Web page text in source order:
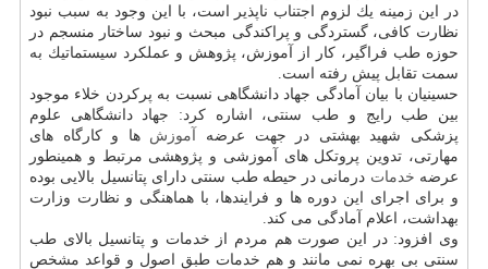
در این زمینه یك لزوم اجتناب ناپذیر است، با این وجود به سبب نبود
نظارت كافی، گستردگی و پراكندگی مبحث و نبود ساختار منسجم در
حوزه طب فراگیر، كار از آموزش، پژوهش و عملكرد سیستماتیك به
سمت تقابل پیش رفته است.
حسینیان با بیان آمادگی جهاد دانشگاهی نسبت به پركردن خلاء موجود
بین طب رایج و طب سنتی، اشاره كرد: جهاد دانشگاهی علوم
پزشكی شهید بهشتی در جهت عرضه آموزش ها و كارگاه های
مهارتی، تدوین پروتكل های آموزشی و پژوهشی مرتبط و همینطور
عرضه خدمات درمانی در حیطه طب سنتی دارای پتانسیل بالایی بوده
و برای اجرای این دوره ها و فرایندها، با هماهنگی و نظارت وزارت
بهداشت، اعلام آمادگی می كند.
وی افزود: در این صورت هم مردم از خدمات و پتانسیل بالای طب
سنتی بی بهره نمی مانند و هم خدمات طبق اصول و قواعد مشخص